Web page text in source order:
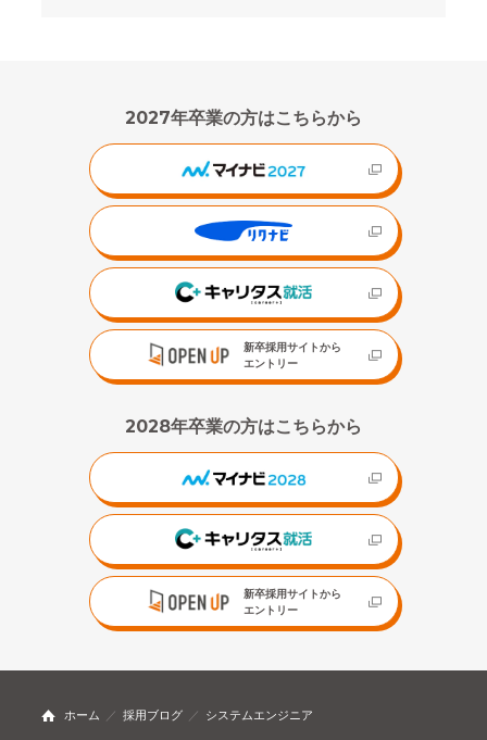
2027年卒業の方はこちらから
新卒採用サイトから
エントリー
2028年卒業の方はこちらから
新卒採用サイトから
エントリー
ホーム 採用ブログ システムエンジニア